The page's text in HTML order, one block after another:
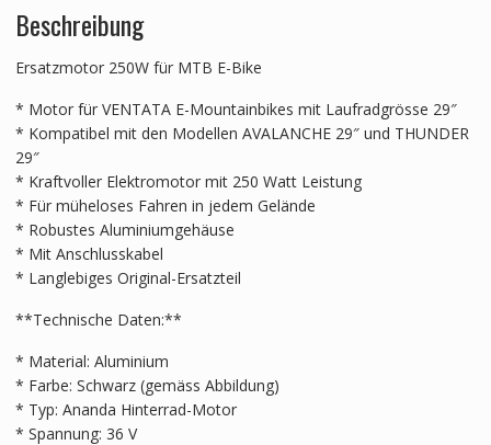
Beschreibung
Ersatzmotor 250W für MTB E-Bike
* Motor für VENTATA E-Mountainbikes mit Laufradgrösse 29″
* Kompatibel mit den Modellen AVALANCHE 29″ und THUNDER
29″
* Kraftvoller Elektromotor mit 250 Watt Leistung
* Für müheloses Fahren in jedem Gelände
* Robustes Aluminiumgehäuse
* Mit Anschlusskabel
* Langlebiges Original-Ersatzteil
**Technische Daten:**
* Material: Aluminium
* Farbe: Schwarz (gemäss Abbildung)
* Typ: Ananda Hinterrad-Motor
* Spannung: 36 V